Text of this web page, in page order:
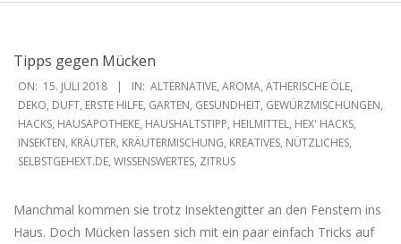
Tipps gegen Mücken
2018-
07-
15
ON: 15. JULI 2018 IN: ALTERNATIVE, AROMA, ÄTHERISCHE ÖLE,
DEKO, DUFT, ERSTE HILFE, GARTEN, GESUNDHEIT, GEWÜRZMISCHUNGEN,
HACKS, HAUSAPOTHEKE, HAUSHALTSTIPP, HEILMITTEL, HEX' HACKS,
INSEKTEN, KRÄUTER, KRÄUTERMISCHUNG, KREATIVES, NÜTZLICHES,
SELBSTGEHEXT.DE, WISSENSWERTES, ZITRUS
Manchmal kommen sie trotz Insektengitter an den Fenstern ins
Haus. Doch Mücken lassen sich mit ein paar einfach Tricks auf